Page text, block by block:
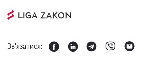
Зв'язатися: